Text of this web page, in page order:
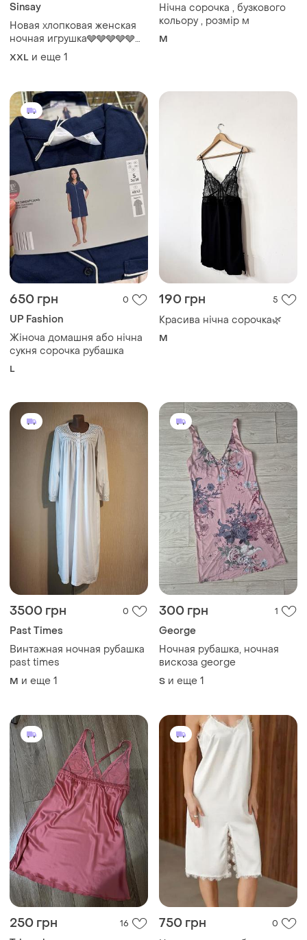
Sinsay
Новая хлопковая женская
ночная игрушка🩶🩶🩶🩶🩶🩶
🩶👍🏻🤗
XXL и еще 1
Нічна сорочка , бузкового
кольору , розмір м
M
650 грн 0
UP Fashion
Жіноча домашня або нічна
сукня сорочка рубашка
L
190 грн 5
Красива нічна сорочка🌿
M
3500 грн 0
Past Times
Винтажная ночная рубашка
past times
M и еще 1
300 грн 1
George
Ночная рубашка, ночная
вискоза george
S и еще 1
250 грн 16 750 грн 0